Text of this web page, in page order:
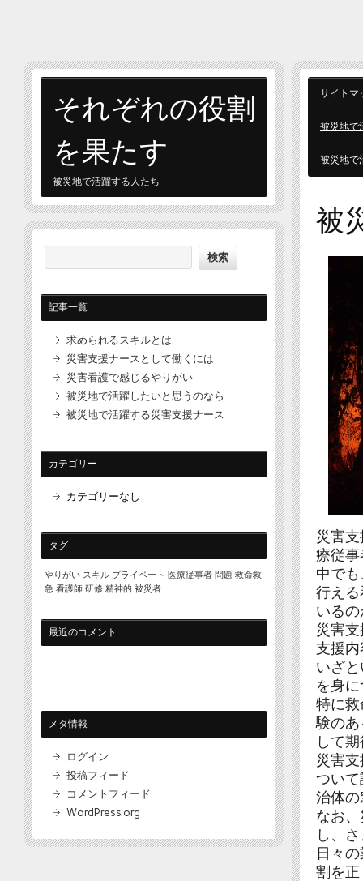
サイトマ
被災地で
被災地で
被
災害
療従
中で
行え
いる
災害
支援
いざ
を身
特に
験の
して
災害
つい
治体
なお
し、
日々
割を
それぞれの役割
を果たす
被災地で活躍する人たち
記事一覧
求められるスキルとは
災害支援ナースとして働くには
災害看護で感じるやりがい
被災地で活躍したいと思うのなら
被災地で活躍する災害支援ナース
カテゴリー
カテゴリーなし
タグ
やりがい スキル プライベート 医療従事者 問題 救命救
急 看護師 研修 精神的 被災者
最近のコメント
メタ情報
ログイン
投稿フィード
コメントフィード
WordPress.org